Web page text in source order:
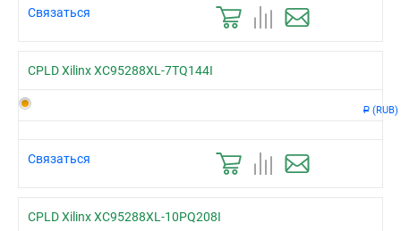
Р (RUB)
Связаться
CPLD Xilinx XC95288XL-7TQ144I
Связаться
CPLD Xilinx XC95288XL-10PQ208I